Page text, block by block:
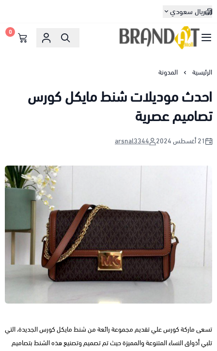
ريال سعودي
براندات مول
0
الرئيسية المدونة
احدث موديلات شنط مايكل كورس
تصاميم عصرية
21 أغسطس 2024 arsnal3344
تسعى ماركة كورس علي تقديم مجموعة رائعة من شنط مايكل كورس الجديدة، التي
تلبي أذواق النساء المتنوعة والمميزة حيث تم تصميم وتصنيع هذه الشنط بتصاميم